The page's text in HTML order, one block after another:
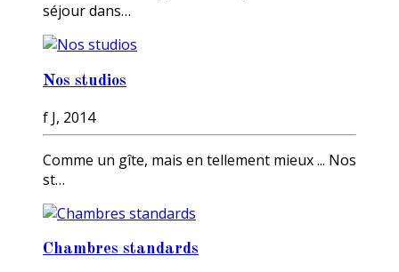
séjour dans…
Nos studios
f J, 2014
Comme un gîte, mais en tellement mieux ... Nos
st…
Chambres standards